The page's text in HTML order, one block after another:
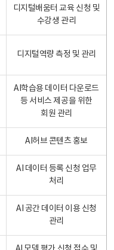
디지털배움터 교육 신청 및
수강생 관리
디지털역량 측정 및 관리
AI학습용 데이터 다운로드
등 서비스 제공을 위한
회원 관리
AI허브 콘텐츠 홍보
AI 데이터 등록 신청 업무
처리
AI 공간 데이터 이용 신청
관리